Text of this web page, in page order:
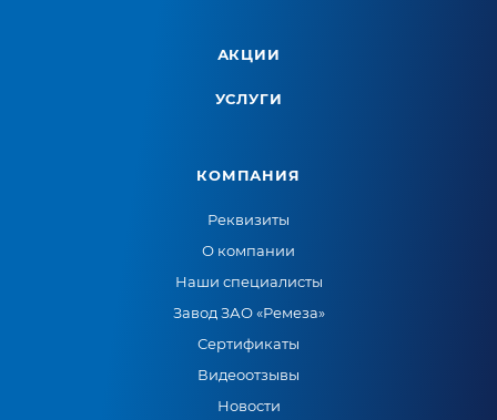
АКЦИИ
УСЛУГИ
КОМПАНИЯ
Реквизиты
О компании
Наши специалисты
Завод ЗАО «Ремеза»
Сертификаты
Видеоотзывы
Новости